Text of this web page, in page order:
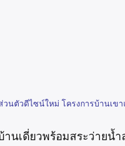
นตัวดีไซน์ใหม่ โครงการบ้านเขา
นเดี่ยวพร้อมสระว่าย